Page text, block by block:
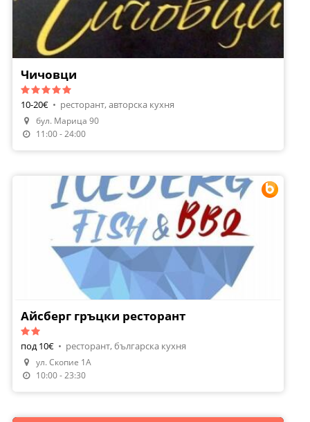
Направи Резервация
Чичовци
10-20€ • ресторант, авторска кухня
бул. Марица 90
11:00 - 24:00
Направи Резервация
Айсберг гръцки ресторант
под 10€ • ресторант, българска кухня
ул. Скопие 1A
10:00 - 23:30